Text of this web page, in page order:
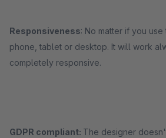
Responsiveness: No matter if you
phone, tablet or desktop. It will work
completely responsive.
GDPR compliant: The designer